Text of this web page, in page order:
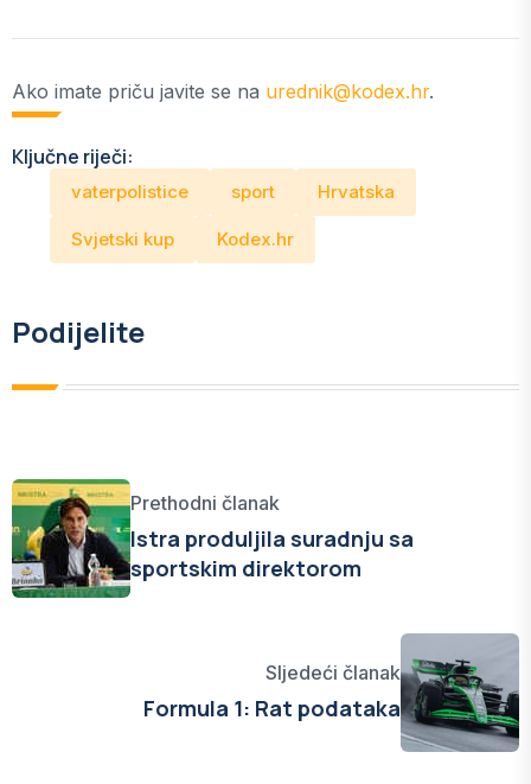
Ako imate priču javite se na urednik@kodex.hr.
Ključne riječi:
vaterpolistice sport Hrvatska
Svjetski kup Kodex.hr
Podijelite
Prethodni članak
Istra produljila suradnju sa
sportskim direktorom
Sljedeći članak
Formula 1: Rat podataka